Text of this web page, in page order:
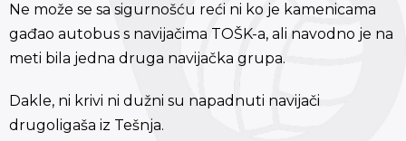
Ne može se sa sigurnošću reći ni ko je kamenicama
gađao autobus s navijačima TOŠK-a, ali navodno je na
meti bila jedna druga navijačka grupa.
Dakle, ni krivi ni dužni su napadnuti navijači
drugoligaša iz Tešnja.